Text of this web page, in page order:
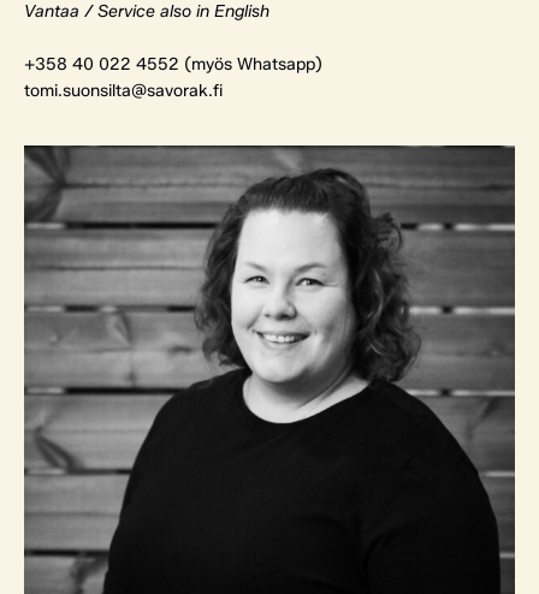
Vantaa / Service also in English
+358 40 022 4552 (myös Whatsapp)
tomi.suonsilta@savorak.fi